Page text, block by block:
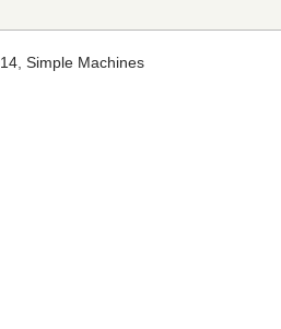
Simple Machines